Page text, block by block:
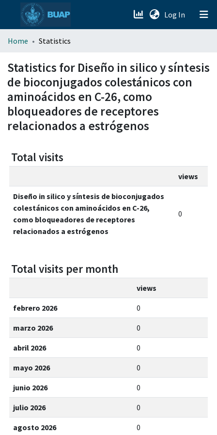
Log In (current)
menu.section.about_menu
All of DSpace
Home Statistics
Statistics for Diseño in silico y síntesis
de bioconjugados colestánicos con
aminoácidos en C-26, como
bloqueadores de receptores
relacionados a estrógenos
Total visits
views
Diseño in silico y síntesis de bioconjugados
colestánicos con aminoácidos en C-26,
como bloqueadores de receptores
relacionados a estrógenos
0
Total visits per month
views
febrero 2026 0
marzo 2026 0
abril 2026 0
mayo 2026 0
junio 2026 0
julio 2026 0
agosto 2026 0